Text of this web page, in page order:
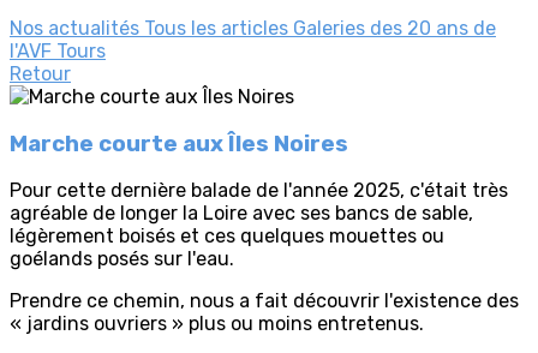
Nos actualités Tous les articles Galeries des 20 ans de
l'AVF Tours
Retour
Marche courte aux Îles Noires
Pour cette dernière balade de l'année 2025, c'était très
agréable de longer la Loire avec ses bancs de sable,
légèrement boisés et ces quelques mouettes ou
goélands posés sur l'eau.
Prendre ce chemin, nous a fait découvrir l'existence des
« jardins ouvriers » plus ou moins entretenus.